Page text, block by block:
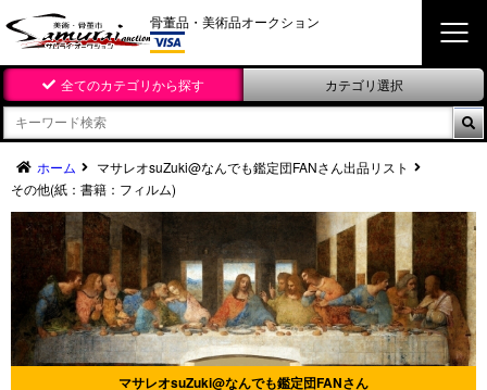
骨董品・美術品オークション
全てのカテゴリから探す カテゴリ選択

ホーム
マサレオsuZuki@なんでも鑑定団FANさん出品リスト
その他(紙：書籍：フィルム)
マサレオsuZuki@なんでも鑑定団FANさん